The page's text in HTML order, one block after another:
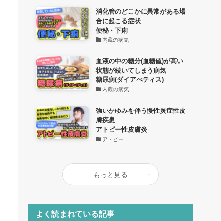
消化管のどこかに異常がある場
合に起こる症状
便秘・下痢
内蔵の病気
血液の中の糖分(血糖値)が高い
状態が続いてしまう病気
糖尿病(ダイアべティス)
内蔵の病気
強いかゆみを伴う慢性炎症性皮
膚疾患
アトピー性皮膚炎
アトピー
もっと見る
よく読まれている記事